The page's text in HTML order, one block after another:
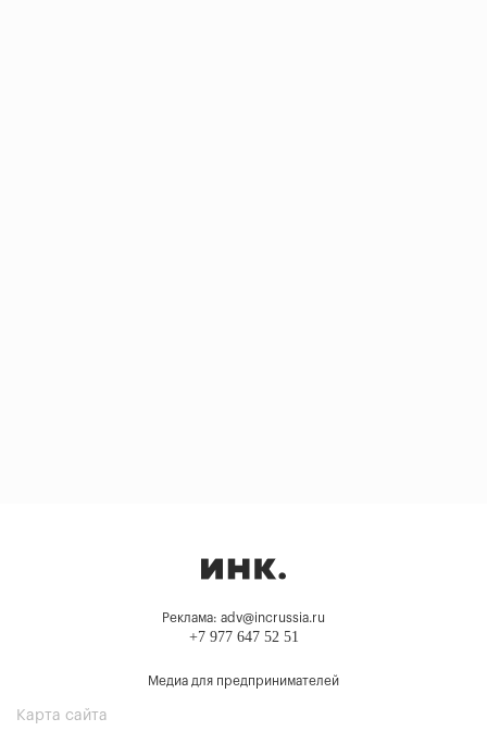
Реклама: adv@incrussia.ru
+7 977 647 52 51
Медиа для предпринимателей
Карта сайта